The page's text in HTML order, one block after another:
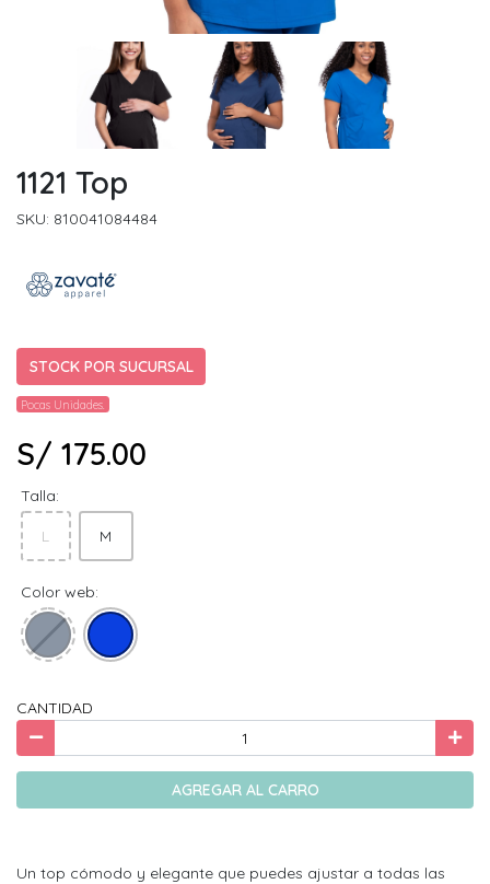
1121 Top
SKU: 810041084484
STOCK POR SUCURSAL
Pocas Unidades.
S/ 175.00
Talla:
L M
Color web:
CANTIDAD
AGREGAR AL CARRO
Un top cómodo y elegante que puedes ajustar a todas las